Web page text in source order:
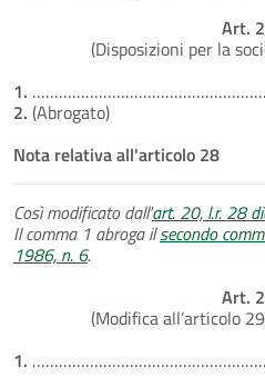
Art.
(Disposizioni per la
1.
2. (Abrogato)
Nota relativa all'articolo 28
Così modificato dall'art. 20, l.r. 28
Il comma 1 abroga ilsecondo
1986, n. 6.
Art.
(Modifica all’articolo
1.